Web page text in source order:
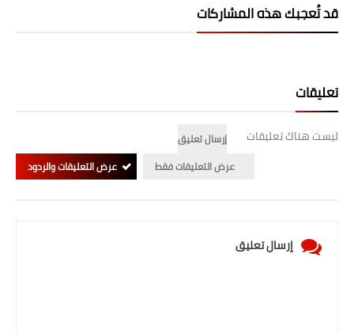
قد تُعجبك هذه المشاركات
تعليقات
ليست هناك تعليقات
إرسال تعليق
عرض التعليقات فقط
عرض التعليقات والردود
إرسال تعليق